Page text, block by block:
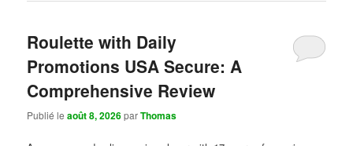
Roulette with Daily
Promotions USA Secure: A
Comprehensive Review
Publié leaoût 8, 2026parThomas